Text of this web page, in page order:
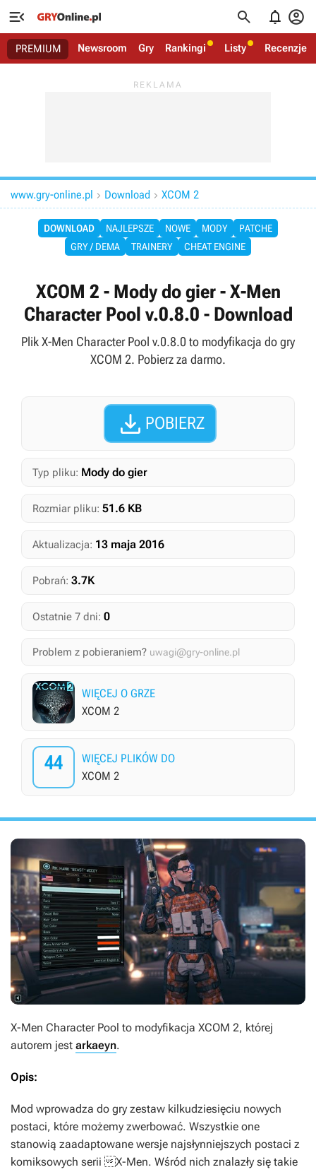
   
PREMIUM Newsroom Gry Rankingi Listy Recenzje
www.gry-online.pl  Download  XCOM 2
DOWNLOAD NAJLEPSZE NOWE MODY
PATCHE
GRY / DEMA
TRAINERY CHEAT ENGINE
XCOM 2 - Mody do gier - X-Men
Character Pool v.0.8.0 - Download
Plik X-Men Character Pool v.0.8.0 to modyfikacja do gry
XCOM 2. Pobierz za darmo.
 POBIERZ
Typ pliku: Mody do gier
Rozmiar pliku: 51.6 KB
Aktualizacja: 13 maja 2016
Pobrań: 3.7K
Ostatnie 7 dni: 0
Problem z pobieraniem? uwagi@gry-online.pl
WIĘCEJ O GRZE
XCOM 2
44
WIĘCEJ PLIKÓW DO
XCOM 2
X-Men Character Pool to modyfikacja XCOM 2, której
autorem jest arkaeyn.
Opis:
Mod wprowadza do gry zestaw kilkudziesięciu nowych
postaci, które możemy zwerbować. Wszystkie one
stanowią zaadaptowane wersje najsłynniejszych postaci z
komiksowych serii X-Men. Wśród nich znalazły się takie